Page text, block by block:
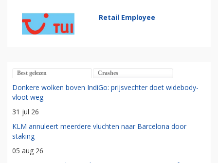
Retail Employee
Best gelezen Crashes
Donkere wolken boven IndiGo: prijsvechter doet widebody-
vloot weg
31 jul 26
KLM annuleert meerdere vluchten naar Barcelona door
staking
05 aug 26